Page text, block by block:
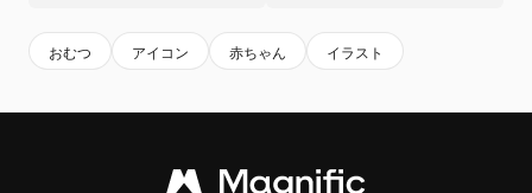
おむつ アイコン 赤ちゃん イラスト